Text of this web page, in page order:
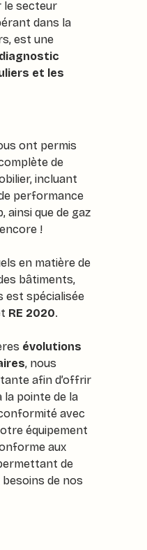
le secteur
dans la
est une
diagnostic
et les
ont permis
de
incluant
performance
ainsi que de gaz
!
en matière de
bâtiments,
est spécialisée
RE 2020.
évolutions
, nous
afin d’offrir
la pointe de la
avec
équipement
aux
de
de nos